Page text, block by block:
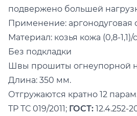
подвержено большей
Применение: аргонодуговая
Материал: козья кожа (0,8-1,1)/
Без подкладки
Швы прошиты огнеупорной
Длина: 350 мм.
Отгружаются кратно 12
ТР ТС 019/2011; ГОСТ: 12.4.252-